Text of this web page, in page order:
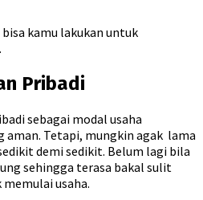
kamu lakukan untuk
Pribadi
sebagai modal usaha
aman. Tetapi, mungkin agak lama
demi sedikit. Belum lagi bila
sehingga terasa bakal sulit
usaha.